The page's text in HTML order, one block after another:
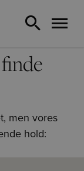
men vores
hold: